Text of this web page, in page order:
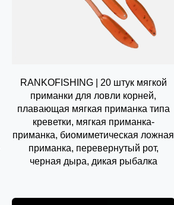
RANKOFISHING | 20 штук мягкой
приманки для ловли корней,
плавающая мягкая приманка типа
креветки, мягкая приманка-
приманка, биомиметическая ложная
приманка, перевернутый рот,
черная дыра, дикая рыбалка